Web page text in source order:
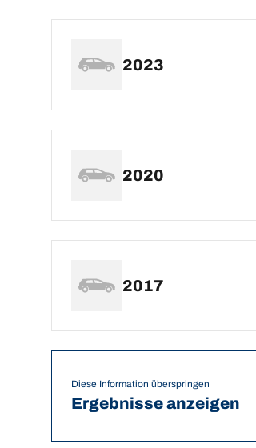
2023
2020
2017
Diese Information überspringen
Ergebnisse anzeigen